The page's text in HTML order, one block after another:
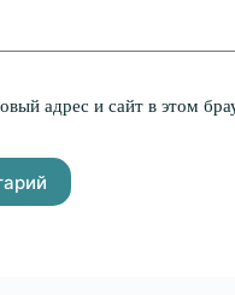
адрес и сайт в этом